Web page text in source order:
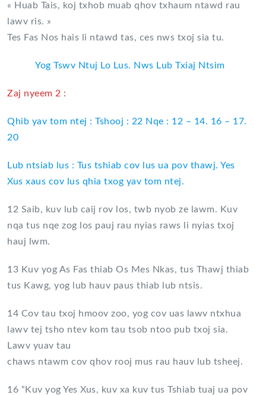
« Huab Tais, koj txhob muab qhov txhaum ntawd rau
lawv ris. »
Tes Fas Nos hais li ntawd tas, ces nws txoj sia tu.
Yog Tswv Ntuj Lo Lus. Nws Lub Txiaj Ntsim
Zaj nyeem 2 :
Qhib yav tom ntej : Tshooj : 22 Nqe : 12 – 14. 16 – 17.
20
Lub ntsiab lus : Tus tshiab cov lus ua pov thawj. Yes
Xus xaus cov lus qhia txog yav tom ntej.
12 Saib, kuv lub caij rov los, twb nyob ze lawm. Kuv
nqa tus nqe zog los pauj rau nyias raws li nyias txoj
hauj lwm.
13 Kuv yog As Fas thiab Os Mes Nkas, tus Thawj thiab
tus Kawg, yog lub hauv paus thiab lub ntsis.
14 Cov tau txoj hmoov zoo, yog cov uas lawv ntxhua
lawv tej tsho ntev kom tau tsob ntoo pub txoj sia.
Lawv yuav tau
chaws ntawm cov qhov rooj mus rau hauv lub tsheej.
16 “Kuv yog Yes Xus, kuv xa kuv tus Tshiab tuaj ua pov